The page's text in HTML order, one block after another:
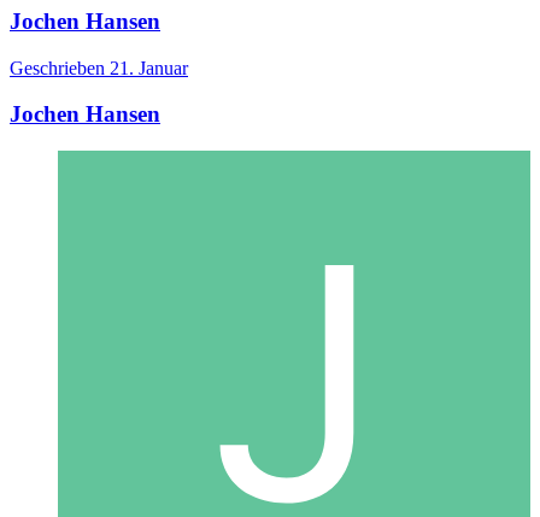
Jochen Hansen
Geschrieben 21. Januar
Jochen Hansen